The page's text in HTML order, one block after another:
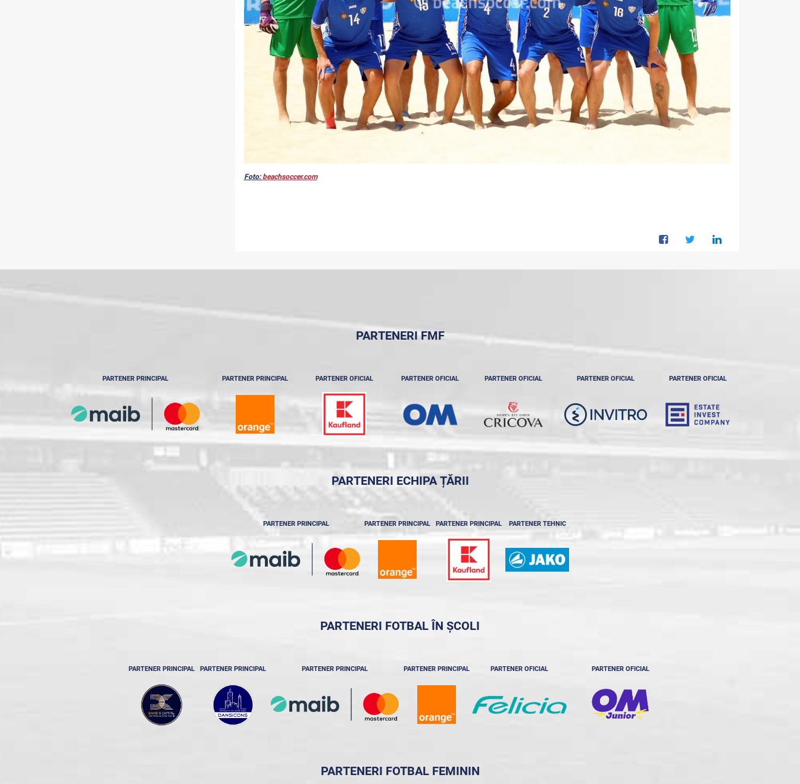
Foto:beachsoccer.com
PARTENERI FMF
PARTENER PRINCIPAL PARTENER PRINCIPAL PARTENER OFICIAL PARTENER OFICIAL PARTENER OFICIAL PARTENER OFICIAL PARTENER OFICIAL
PARTENERI ECHIPA ȚĂRII
PARTENER PRINCIPAL PARTENER PRINCIPAL PARTENER PRINCIPAL PARTENER TEHNIC
PARTENERI FOTBAL ÎN ȘCOLI
PARTENER PRINCIPAL PARTENER PRINCIPAL PARTENER PRINCIPAL PARTENER PRINCIPAL PARTENER OFICIAL PARTENER OFICIAL
PARTENERI FOTBAL FEMININ